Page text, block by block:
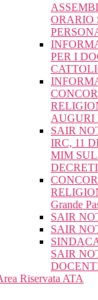
ORARIO
PER I
AUGURI
SAIR
IRC, 11
MIM
DECRETI
Grande
SAIR
SAIR
SAIR
Riservata ATA